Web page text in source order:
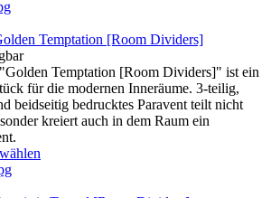
Temptation [Room Dividers]
Temptation [Room Dividers]" ist ein
für die modernen Inneräume. 3-teilig,
beidseitig bedrucktes Paravent teilt nicht
kreiert auch in dem Raum ein